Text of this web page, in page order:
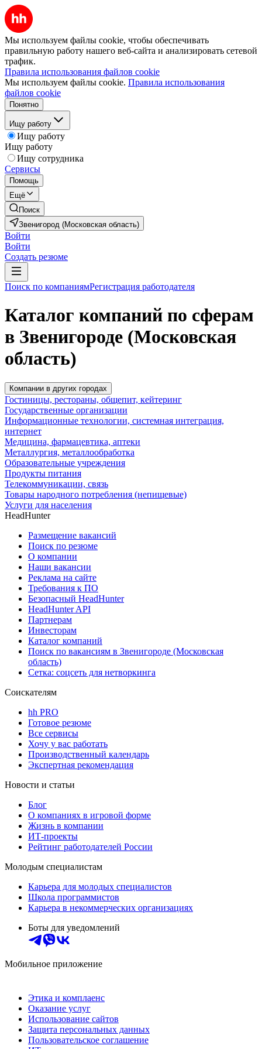
Мы используем файлы cookie, чтобы обеспечивать
правильную работу нашего веб-сайта и анализировать сетевой
трафик.
Правила использования файлов cookie
Мы используем файлы cookie. Правила использования
файлов cookie
Понятно
Ищу работу
Ищу работу
Ищу работу
Ищу сотрудника
Сервисы
Помощь
Ещё
Поиск
Звенигород (Московская область)
Войти
Войти
Создать резюме
Поиск по компаниямРегистрация работодателя
Каталог компаний по сферам
в Звенигороде (Московская
область)
Компании в других городах
Гостиницы, рестораны, общепит, кейтеринг
Государственные организации
Информационные технологии, системная интеграция,
интернет
Медицина, фармацевтика, аптеки
Металлургия, металлообработка
Образовательные учреждения
Продукты питания
Телекоммуникации, связь
Товары народного потребления (непищевые)
Услуги для населения
HeadHunter
Размещение вакансий
Поиск по резюме
О компании
Наши вакансии
Реклама на сайте
Требования к ПО
Безопасный HeadHunter
HeadHunter API
Партнерам
Инвесторам
Каталог компаний
Поиск по вакансиям в Звенигороде (Московская
область)
Сетка: соцсеть для нетворкинга
Соискателям
hh PRO
Готовое резюме
Все сервисы
Хочу у вас работать
Производственный календарь
Экспертная рекомендация
Новости и статьи
Блог
О компаниях в игровой форме
Жизнь в компании
ИТ-проекты
Рейтинг работодателей России
Молодым специалистам
Карьера для молодых специалистов
Школа программистов
Карьера в некоммерческих организациях
Боты для уведомлений
Мобильное приложение
Этика и комплаенс
Оказание услуг
Использование сайтов
Защита персональных данных
Пользовательское соглашение